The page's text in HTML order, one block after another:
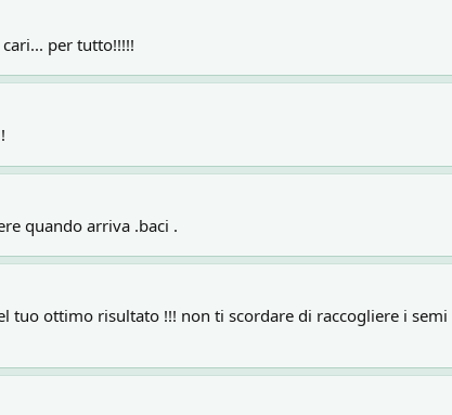
per tutto!!!!!
quando arriva .baci .
tuo ottimo risultato !!! non ti scordare di raccogliere i